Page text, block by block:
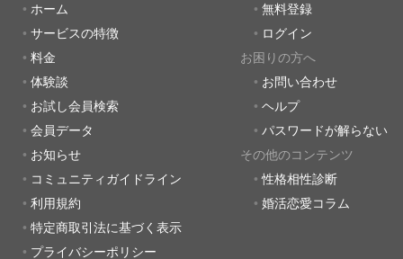
ホーム
サービスの特徴
料金
体験談
お試し会員検索
会員データ
お知らせ
コミュニティガイドライン
利用規約
特定商取引法に基づく表示
プライバシーポリシー
無料登録
ログイン
お困りの方へ
お問い合わせ
ヘルプ
パスワードが解らない
その他のコンテンツ
性格相性診断
婚活恋愛コラム